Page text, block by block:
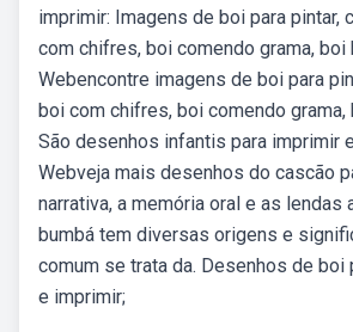
imprimir: Imagens de boi para pintar,
com chifres, boi comendo grama, boi
Webencontre imagens de boi para
boi com chifres, boi comendo grama,
São desenhos infantis para imprimir
Webveja mais desenhos do cascão
narrativa, a memória oral e as lendas
bumbá tem diversas origens e
comum se trata da. Desenhos de boi
e imprimir;